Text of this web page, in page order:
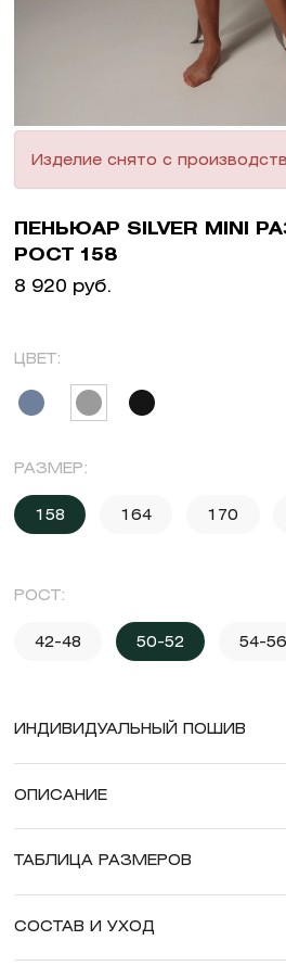
Изделие снято с
ПЕНЬЮАР SILVER MINI
РОСТ 158
8 920 руб.
ЦВЕТ:
РАЗМЕР:
158 164 170
РОСТ:
42-48 50-52 54-56
ИНДИВИДУАЛЬНЫЙ ПОШИВ
ОПИСАНИЕ
ТАБЛИЦА РАЗМЕРОВ
СОСТАВ И УХОД